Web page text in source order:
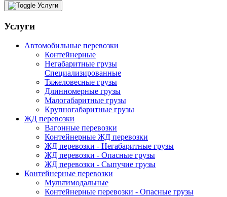
Услуги
Услуги
Автомобильные перевозки
Контейнерные
Негабаритные грузы
Специализированные
Тяжеловесные грузы
Длинномерные грузы
Малогабаритные грузы
Крупногабаритные грузы
ЖД перевозки
Вагонные перевозки
Контейнерные ЖД перевозки
ЖД перевозки - Негабаритные грузы
ЖД перевозки - Опасные грузы
ЖД перевозки - Сыпучие грузы
Контейнерные перевозки
Мультимодальные
Контейнерные перевозки - Опасные грузы